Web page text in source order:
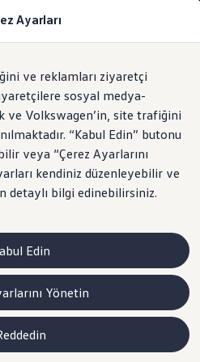
Ayarları
ve reklamları ziyaretçi
sosyal medya-
ve Volkswagen’in, site trafiğini
“Kabul Edin” butonu
veya “Çerez Ayarlarını
kendiniz düzenleyebilir ve
detaylı bilgi edinebilirsiniz.
Edin
Yönetin
İçin Kullanım İpuçları
Periyodik Bakımı
Kampanyası
Kampanyası
Servis Kampanyası